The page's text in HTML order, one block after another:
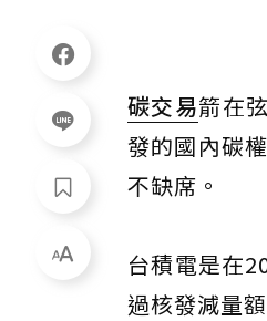
碳交易箭在
發的國內碳
不缺席。
台積電是在
過核發減量